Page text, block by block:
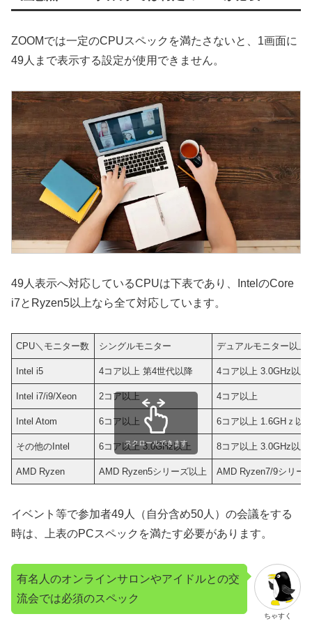
ZOOMでは一定のCPUスペックを満たさないと、1画面に
49人まで表示する設定が使用できません。
49人表示へ対応しているCPUは下表であり、IntelのCore
i7とRyzen5以上なら全て対応しています。
CPU＼モニター数 シングルモニター デュアルモニター以上
Intel i5 4コア以上 第4世代以降 4コア以上 3.0GHz以
Intel i7/i9/Xeon 2コア以上 4コア以上
Intel Atom 6コア以上 6コア以上 1.6GHｚ以
その他のIntel 6コア以上 3.0GHz以上 8コア以上 3.0GHz以
AMD Ryzen AMD Ryzen5シリーズ以上 AMD Ryzen7/9シリー
スクロールできます
イベント等で参加者49人（自分含め50人）の会議をする
時は、上表のPCスペックを満たす必要があります。
ちゃすく
有名人のオンラインサロンやアイドルとの交
流会では必須のスペック